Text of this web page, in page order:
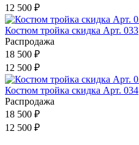
12 500 ₽
Костюм тройка скидка Арт. 033
Распродажа
18 500 ₽
12 500 ₽
Костюм тройка скидка Арт. 034
Распродажа
18 500 ₽
12 500 ₽